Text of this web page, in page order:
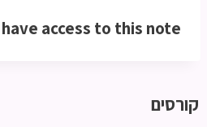
access to this note.
קורסים